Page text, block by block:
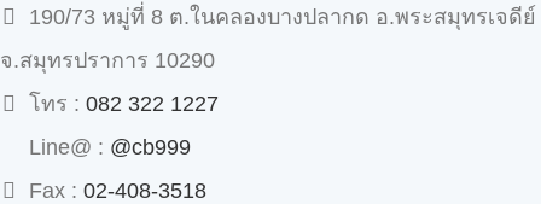
190/73 หมู่ที่ 8 ต.ในคลองบางปลากด อ.พระสมุทรเจดีย์
จ.สมุทรปราการ 10290
โทร : 082 322 1227
Line@ : @cb999
Fax : 02-408-3518